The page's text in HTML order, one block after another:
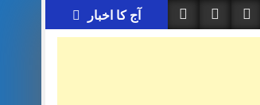
آج کا اخبار